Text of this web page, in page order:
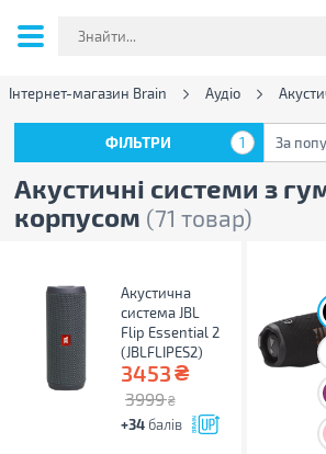
Інтернет-магазин Brain Аудіо
Акустичні системи з
корпусом (71 товар)
ФІЛЬТРИ 1 За
Акустична
система JBL
Flip Essential 2
(JBLFLIPES2)
3453₴
3999 ₴
+34 балів
ФІЛЬТРИ 1 За